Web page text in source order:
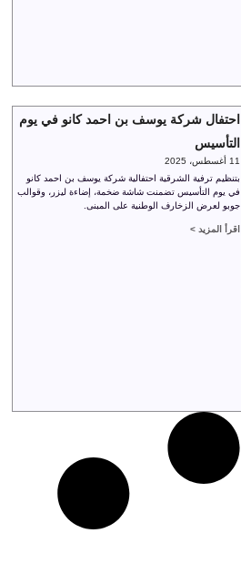
احتفال شركة يوسف بن احمد كانو في يوم
التأسيس
11 أغسطس، 2025
بتنظيم ترفية الشرقية احتفالية شركة يوسف بن احمد كانو
في يوم التأسيس تضمنت شاشة ضخمة، إضاءة ليزر، وقوالب
جوبو لعرض الزخارف الوطنية على المبنى.
اقرأ المزيد >